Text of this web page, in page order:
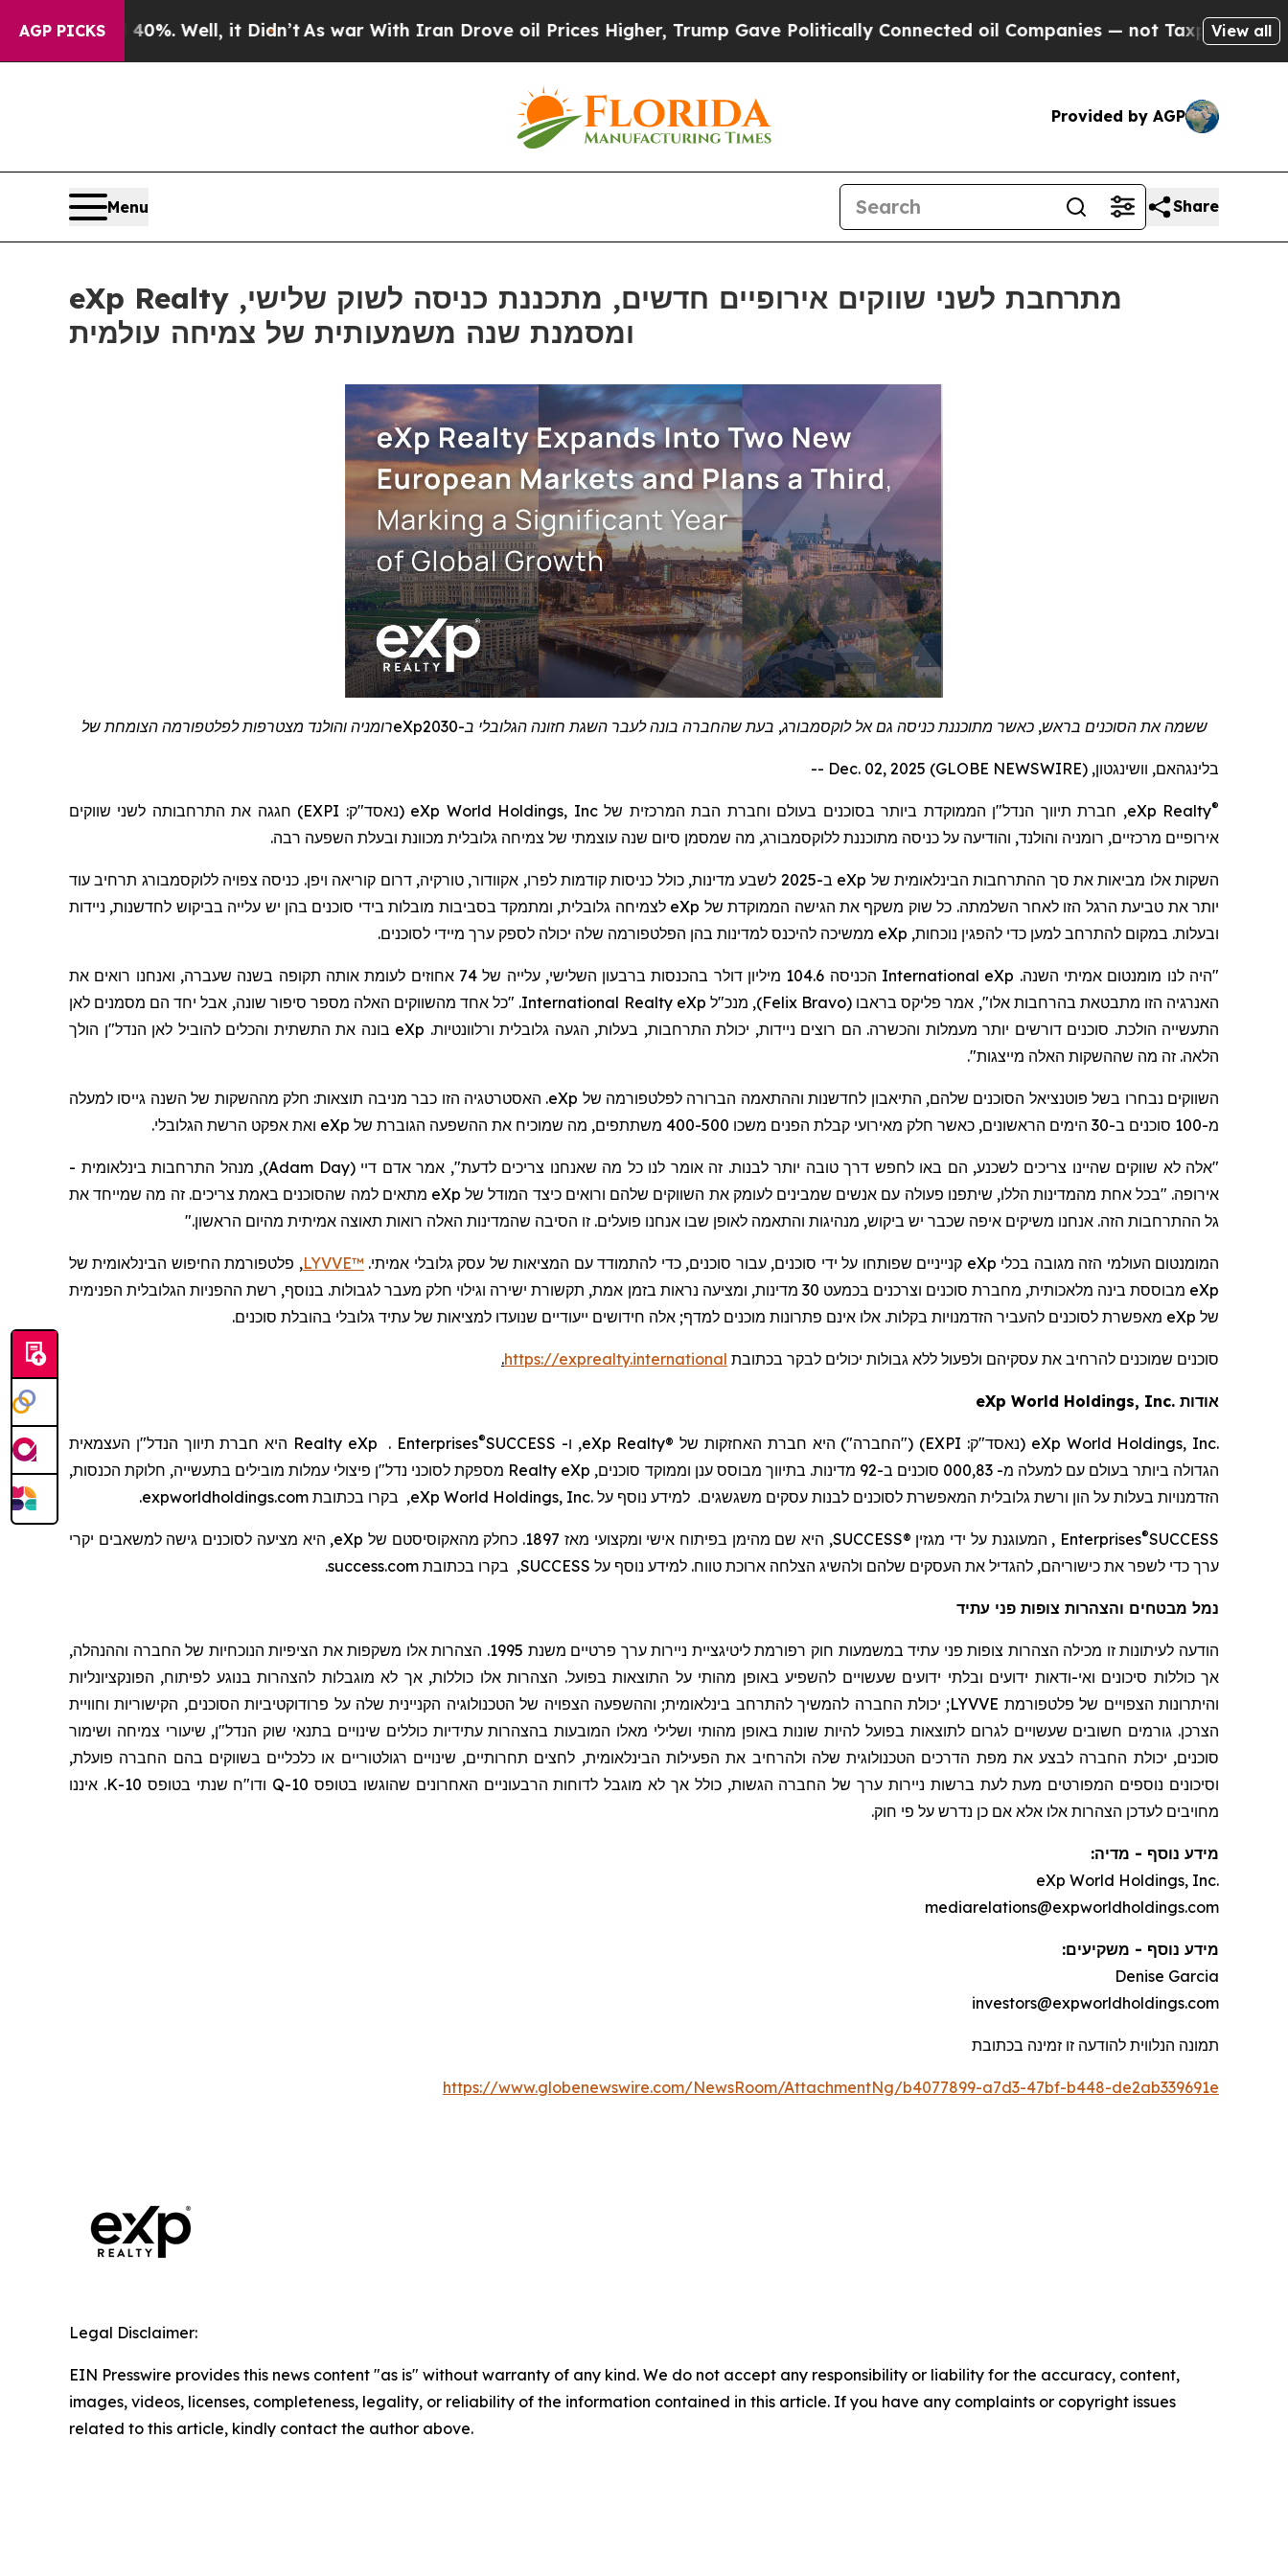
AGP PICKS
40%. Well, it Didn’tAs war With Iran Drove oil Prices Higher, Trump Gave Politically Connected oil Companies — not Taxpayers — the View all
Provided by AGP
Menu Share
eXp Realty מתרחבת לשני שווקים אירופיים חדשים, מתכננת כניסה לשוק שלישי,
ומסמנת שנה משמעותית של צמיחה עולמית
רומניה והולנד מצטרפות לפלטפורמה הצומחת שלeXp ששמה את הסוכנים בראש, כאשר מתוכננת כניסה גם אל לוקסמבורג, בעת שהחברה בונה לעבר השגת חזונה הגלובלי ב-2030
בלינגהאם, וושינגטון, Dec. 02, 2025 (GLOBE NEWSWIRE) --
®
eXp Realty, חברת תיווך הנדל"ן הממוקדת ביותר בסוכנים בעולם וחברת הבת המרכזית שלeXp World Holdings, Inc (נאסד"ק: EXPI
) חגגה את התרחבותה לשני שווקים
אירופיים מרכזיים, רומניה והולנד, והודיעה על כניסה מתוכננת ללוקסמבורג, מה שמסמן סיום שנה עוצמתי של צמיחה גלובלית מכוונת ובעלת השפעה רבה.
השקות אלו מביאות את סך ההתרחבות הבינלאומית של eXp
ב-2025 לשבע מדינות, כולל כניסות קודמות לפרו, אקוודור, טורקיה, דרום קוריאה ויפן. כניסה צפויה ללוקסמבורג תרחיב עוד
יותר את טביעת הרגל הזו לאחר השלמתה. כל שוק משקף את הגישה הממוקדת של eXp לצמיחה גלובלית, ומתמקד בסביבות מובלות בידי סוכנים בהן יש עלייה בביקוש לחדשנות, ניידות
ובעלות. במקום להתרחב למען כדי להפגין נוכחות, eXp ממשיכה להיכנס למדינות בהן הפלטפורמה שלה יכולה לספק ערך מיידי לסוכנים.
"היה לנו מומנטום אמיתי השנה. eXp
International
הכניסה 104.6 מיליון דולר בהכנסות ברבעון השלישי, עלייה של 74 אחוזים לעומת אותה תקופה בשנה שעברה, ואנחנו רואים את
האנרגיה הזו מתבטאת בהרחבות אלו", אמר פליקס בראבו (
Felix Bravo
), מנכ"ל eXp
Realty
International. "כל אחד מהשווקים האלה מספר סיפור שונה, אבל יחד הם מסמנים לאן
התעשייה הולכת. סוכנים דורשים יותר מעמלות והכשרה. הם רוצים ניידות, יכולת התרחבות, בעלות, הגעה גלובלית ורלוונטיות. eXp בונה את התשתית והכלים להוביל לאן הנדל"ן הולך
הלאה. זה מה שההשקות האלה מייצגות".
השווקים נבחרו בשל פוטנציאל הסוכנים שלהם, התיאבון לחדשנות וההתאמה הברורה לפלטפורמה של eXp. האסטרטגיה הזו כבר מניבה תוצאות: חלק מההשקות של השנה גייסו למעלה
מ-100
סוכנים ב-30 הימים הראשונים, כאשר חלק מאירועי קבלת הפנים משכו 400-500 משתתפים, מה שמוכיח את ההשפעה הגוברת של eXp ואת אפקט הרשת הגלובלי.
"אלה לא שווקים שהיינו צריכים לשכנע, הם באו לחפש דרך טובה יותר לבנות. זה אומר לנו כל מה שאנחנו צריכים לדעת", אמר אדם דיי (
Adam Day
)
, מנהל התרחבות בינלאומית -
אירופה. "בכל אחת מהמדינות הללו, שיתפנו פעולה עם אנשים שמבינים לעומק את השווקים שלהם ורואים כיצד המודל של eXp מתאים למה שהסוכנים באמת צריכים. זה מה שמייחד את
גל ההתרחבות הזה. אנחנו משיקים איפה שכבר יש ביקוש, מנהיגות והתאמה לאופן שבו אנחנו פועלים. זו הסיבה שהמדינות האלה רואות תאוצה אמיתית מהיום הראשון."
המומנטום העולמי הזה מגובה בכלי eXp קנייניים שפותחו על ידי סוכנים, עבור סוכנים, כדי להתמודד עם המציאות של עסק גלובלי אמיתי. LYVVE™, פלטפורמת החיפוש הבינלאומית של
eXp
מבוססת בינה מלאכותית, מחברת סוכנים וצרכנים בכמעט 30 מדינות, ומציעה נראות בזמן אמת, תקשורת ישירה וגילוי חלק מעבר לגבולות. בנוסף, רשת ההפניות הגלובלית הפנימית
של eXp מאפשרת לסוכנים להעביר הזדמנויות בקלות. אלו אינם פתרונות מוכנים למדף; אלה חידושים ייעודיים שנועדו למציאות של עתיד גלובלי בהובלת סוכנים.
סוכנים שמוכנים להרחיב את עסקיהם ולפעול ללא גבולות יכולים לבקר בכתובת https://exprealty.international
.
אודות eXp World Holdings, Inc.
eXp World Holdings, Inc. (נאסד"ק: EXPI) ("החברה") היא חברת האחזקות של eXp Realty®, ו- SUCCESS
®
Enterprises
.
eXp
Realty היא חברת תיווך הנדל"ן העצמאית
הגדולה ביותר בעולם עםלמעלה מ- 83,000 סוכנים ב- 29 מדינות . בתיווך מבוסס ענן וממוקד סוכנים, eXp
Realty מספקת לסוכני נדל"ן פיצולי עמלות מובילים בתעשייה, חלוקת הכנסות,
הזדמנויות בעלות על הון ורשת גלובלית המאפשרת לסוכנים לבנות עסקים משגשגים. למידע נוסף על eXp World Holdings, Inc., בקרו בכתובת expworldholdings.com
.
SUCCESS
®
Enterprises , המעוגנת על ידי מגזין SUCCESS®, היא שם מהימן בפיתוח אישי ומקצועי מאז 1897. כחלק מהאקוסיסטם של eXp, היא מציעה לסוכנים גישה למשאבים יקרי
ערך כדי לשפר את כישוריהם, להגדיל את העסקים שלהם ולהשיג הצלחה ארוכת טווח. למידע נוסף על SUCCESS, בקרו בכתובת success.com
.
נמל מבטחים והצהרות צופות פני עתיד
הודעה לעיתונות זו מכילה הצהרות צופות פני עתיד במשמעות חוק רפורמתליטיגציית
ניירות ערך פרטיים משנת 1995. הצהרות אלו משקפות את הציפיות הנוכחיות של החברה וההנהלה,
אך כוללות סיכונים ואי-ודאות ידועים ובלתי ידועים שעשויים להשפיע באופן מהותי על התוצאות בפועל. הצהרות אלו כוללות, אך לא מוגבלות להצהרות בנוגע לפיתוח, הפונקציונליות
והיתרונות הצפויים של פלטפורמת LYVVE; יכולת החברה להמשיך להתרחב בינלאומית; וההשפעה הצפויה של הטכנולוגיה הקניינית שלה על פרודוקטיביות הסוכנים, הקישוריות וחוויית
הצרכן. גורמים חשובים שעשויים לגרום לתוצאות בפועל להיות שונות באופן מהותי ושלילי מאלו המובעות בהצהרות עתידיות כוללים שינויים בתנאי שוק הנדל"ן, שיעורי צמיחה ושימור
סוכנים, יכולת החברה לבצע את מפת הדרכים הטכנולוגית שלה ולהרחיב את הפעילות הבינלאומית, לחצים תחרותיים, שינויים רגולטוריים או כלכליים בשווקים בהם החברה פועלת,
וסיכונים נוספים המפורטים מעת לעת ברשות ניירות ערך של החברה הגשות, כולל אך לא מוגבל לדוחות הרבעוניים האחרונים שהוגשו בטופס 10-Q ודו
"
ח שנתי בטופס 10-K. איננו
מחויבים לעדכן הצהרות אלו אלא אם כן נדרש על פי חוק.
מידע נוסף - מדיה:
eXp World Holdings, Inc.
mediarelations@expworldholdings.com
מידע נוסף - משקיעים:
Denise Garcia
investors@expworldholdings.com
תמונה הנלווית להודעה זו זמינה בכתובת
https://www.globenewswire.com/NewsRoom/AttachmentNg/b4077899-a7d3-47bf-b448-de2ab339691e
Legal Disclaimer:
EIN Presswire provides this news content "as is" without warranty of any kind. We do not accept any responsibility or liability for the accuracy, content,
images, videos, licenses, completeness, legality, or reliability of the information contained in this article. If you have any complaints or copyright issues
related to this article, kindly contact the author above.